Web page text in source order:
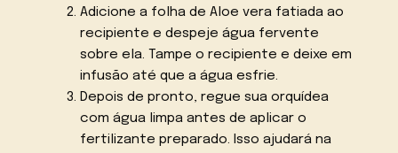
Adicione a folha de Aloe vera fatiada ao
recipiente e despeje água fervente
sobre ela. Tampe o recipiente e deixe em
infusão até que a água esfrie.
Depois de pronto, regue sua orquídea
com água limpa antes de aplicar o
fertilizante preparado. Isso ajudará na